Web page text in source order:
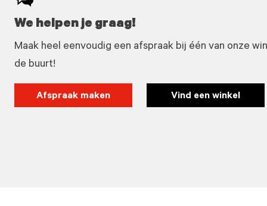
We helpen je graag!
Maak heel eenvoudig een afspraak bij één van onze
de buurt!
Afspraak maken Vind een winkel